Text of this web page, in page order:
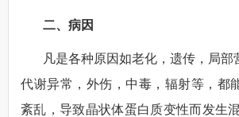
二、病因
凡是各种原因如老化，遗传，局部
代谢异常，外伤，中毒，辐射等，都
紊乱，导致晶状体蛋白质变性而发生